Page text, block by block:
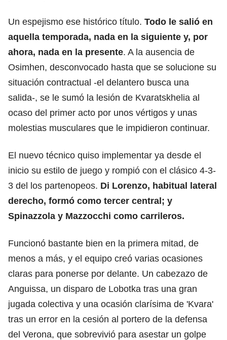
Un espejismo ese histórico título. Todo le salió en
aquella temporada, nada en la siguiente y, por
ahora, nada en la presente. A la ausencia de
Osimhen, desconvocado hasta que se solucione su
situación contractual -el delantero busca una
salida-, se le sumó la lesión de Kvaratskhelia al
ocaso del primer acto por unos vértigos y unas
molestias musculares que le impidieron continuar.
El nuevo técnico quiso implementar ya desde el
inicio su estilo de juego y rompió con el clásico 4-3-
3 del los partenopeos. Di Lorenzo, habitual lateral
derecho, formó como tercer central; y
Spinazzola y Mazzocchi como carrileros.
Funcionó bastante bien en la primera mitad, de
menos a más, y el equipo creó varias ocasiones
claras para ponerse por delante. Un cabezazo de
Anguissa, un disparo de Lobotka tras una gran
jugada colectiva y una ocasión clarísima de 'Kvara'
tras un error en la cesión al portero de la defensa
del Verona, que sobrevivió para asestar un golpe